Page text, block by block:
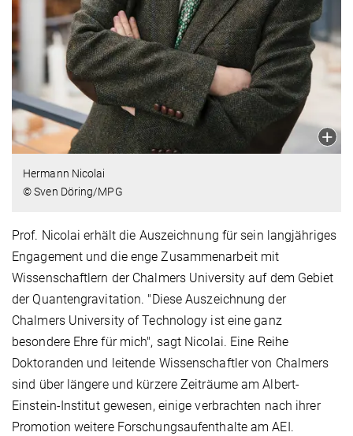
Hermann Nicolai
© Sven Döring/MPG
Prof. Nicolai erhält die Auszeichnung für sein langjähriges
Engagement und die enge Zusammenarbeit mit
Wissenschaftlern der Chalmers University auf dem Gebiet
der Quantengravitation. "Diese Auszeichnung der
Chalmers University of Technology ist eine ganz
besondere Ehre für mich", sagt Nicolai. Eine Reihe
Doktoranden und leitende Wissenschaftler von Chalmers
sind über längere und kürzere Zeiträume am Albert-
Einstein-Institut gewesen, einige verbrachten nach ihrer
Promotion weitere Forschungsaufenthalte am AEI.